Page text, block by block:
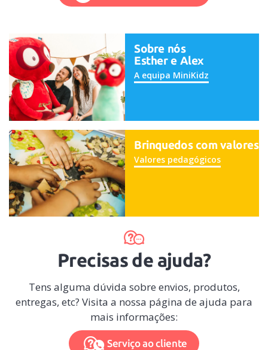
Sobre nós
Esther e Alex
A equipa MiniKidz
Brinquedos com valores
Valores pedagógicos
Precisas de ajuda?
Tens alguma dúvida sobre envios, produtos,
entregas, etc? Visita a nossa página de ajuda para
mais informações:
Serviço ao cliente